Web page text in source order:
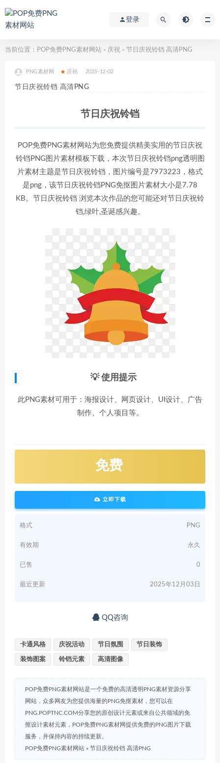
登录
当前位置： POP免费PNG素材网站 > 庆祝 > 节日庆祝铃铛 高清PNG
PNG素材网 庆祝 2025-12-02
节日庆祝铃铛 高清PNG
节日庆祝铃铛
POP免费PNG素材网站为您免费提供精美实用的节日庆祝
铃铛PNG图片素材模板下载，本次节日庆祝铃铛png透明图
片素材主题是节日庆祝铃铛，图片编号是7973223，格式
是png，该节日庆祝铃铛PNG免抠图片素材大小是7.78
KB。节日庆祝铃铛 浏览本次作品的您可能还对节日庆祝铃
铛,绿叶,圣诞感兴趣。
💡 使用提示
此PNG素材可用于：海报设计、网页设计、UI设计、广告
制作、个人项目等。
免费
立即下载
格式 PNG
有效期 永久
已售 0
最近更新 2025年12月03日
QQ咨询
卡通风格 庆祝活动 节日氛围 节日装饰
装饰图案 铃铛元素 高清图像
POP免费PNG素材网站是一个免费的高清透明PNG素材资源分享
网站，众多网友为您提供海量的PNG免抠素材，您可以在
PNG.POPTNC.COM分享您的原创设计元素或来自公共领域的免
抠设计素材元素，POP免费PNG素材网提供免费的PNG图片下载
服务，并保持内容的持续更新。
POP免费PNG素材网站 » 节日庆祝铃铛 高清PNG